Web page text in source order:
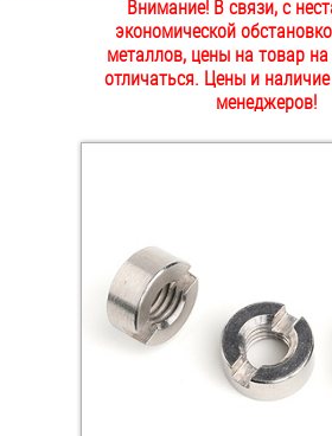
ОПЛАТА И ДОСТАВКА
НАШИ МАГАЗИНЫ
Втулки
Заклепки (Гайки-Заклепки)
Внимание! В связи, с
экономической
металлов, цены на товар на
отличаться. Цены и
менеджеров!